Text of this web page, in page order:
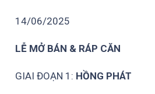
14/06/2025
LỄ MỞ BÁN & RÁP CĂN
GIAI ĐOẠN 1: HỒNG PHÁT